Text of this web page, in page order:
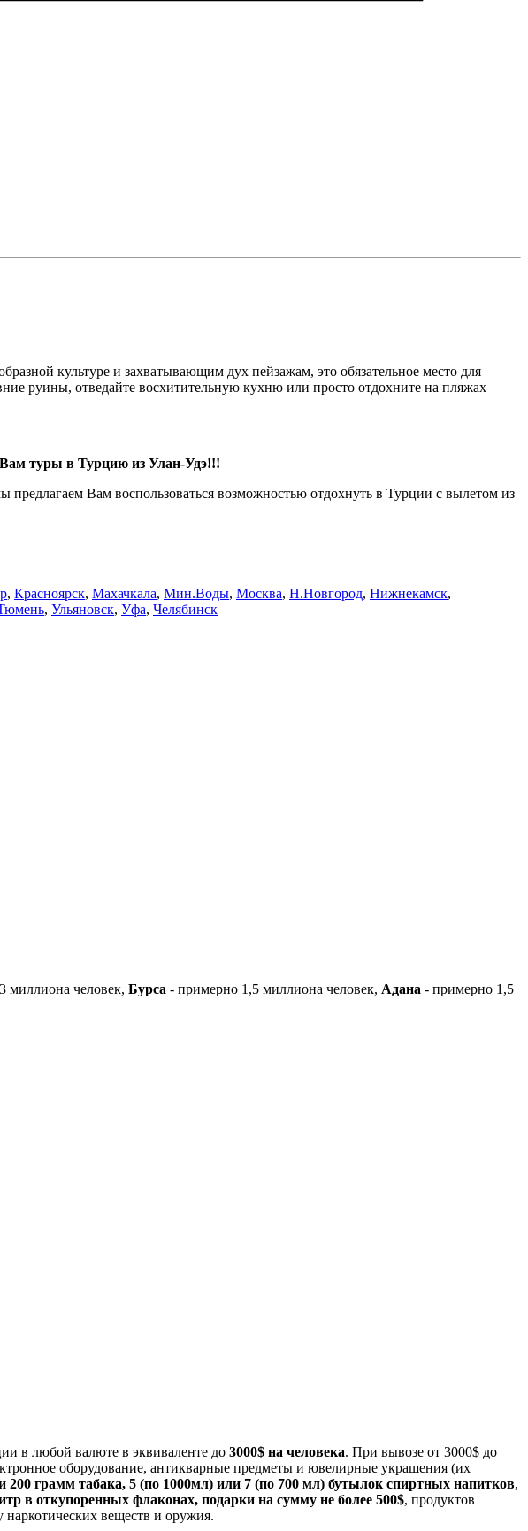
культуре и захватывающим дух пейзажам, это обязательное место для
руины, отведайте восхитительную кухню или просто отдохните на пляжах
туры в Турцию из Улан-Удэ!!!
Вам воспользоваться возможностью отдохнуть в Турции с вылетом из
, Красноярск, Махачкала, Мин.Воды, Москва, Н.Новгород, Нижнекамск,
, Ульяновск, Уфа, Челябинск
миллиона человек, Бурса - примерно 1,5 миллиона человек, Адана - примерно 1,5
в любой валюте в эквиваленте до 3000$ на человека. При вывозе от 3000$ до
оборудование, антикварные предметы и ювелирные украшения (их
200 грамм табака, 5 (по 1000мл) или 7 (по 700 мл) бутылок спиртных напитков,
в откупоренных флаконах, подарки на сумму не более 500$, продуктов
веществ и оружия.